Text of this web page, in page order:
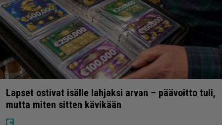
Lapset ostivat isälle lahjaksi arvan – päävoitto tuli,
mutta miten sitten kävikään